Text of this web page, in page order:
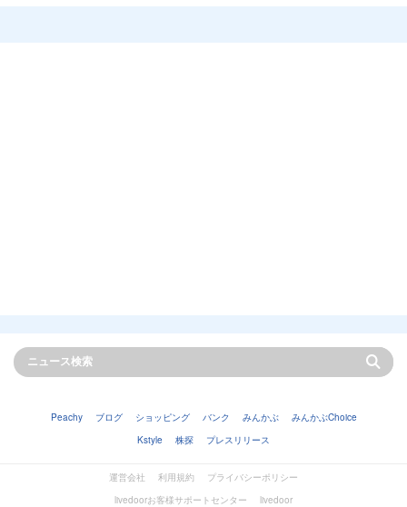
Peachy ブログ ショッピング バンク みんかぶ
みんかぶChoice
Kstyle
株探 プレスリリース
運営会社 利用規約
プライバシーポリシー
livedoorお客様サポートセンター
livedoor